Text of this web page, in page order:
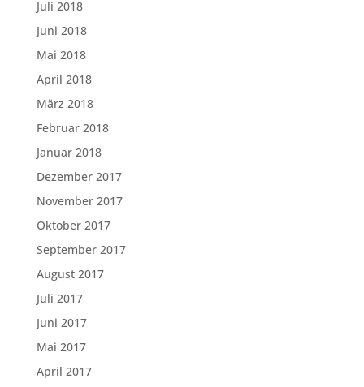
Juli 2018
Juni 2018
Mai 2018
April 2018
März 2018
Februar 2018
Januar 2018
Dezember 2017
November 2017
Oktober 2017
September 2017
August 2017
Juli 2017
Juni 2017
Mai 2017
April 2017